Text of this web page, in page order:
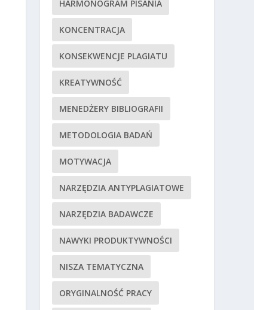
HARMONOGRAM PISANIA
KONCENTRACJA
KONSEKWENCJE PLAGIATU
KREATYWNOŚĆ
MENEDŻERY BIBLIOGRAFII
METODOLOGIA BADAŃ
MOTYWACJA
NARZĘDZIA ANTYPLAGIATOWE
NARZĘDZIA BADAWCZE
NAWYKI PRODUKTYWNOŚCI
NISZA TEMATYCZNA
ORYGINALNOŚĆ PRACY